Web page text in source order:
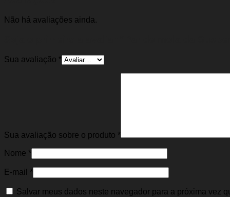
Não há avaliações ainda.
Sua avaliação *
Sua avaliação sobre o produto *
Nome *
E-mail *
Salvar meus dados neste navegador para a próxima vez